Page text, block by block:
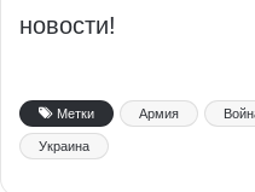
новости!
Метки Армия
Украина